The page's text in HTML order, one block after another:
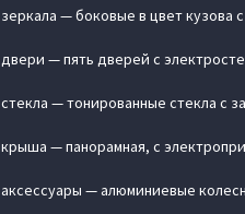
зеркала — боковые в цвет кузова
двери — пять дверей с
стекла — тонированные стекла с
крыша — панорамная, с
аксессуары — алюминиевые